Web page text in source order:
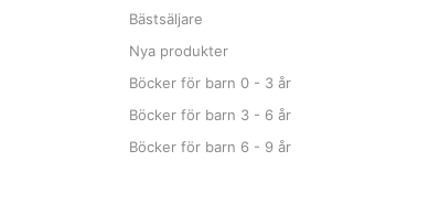
Bästsäljare
Nya produkter
Böcker för barn 0 - 3 år
Böcker för barn 3 - 6 år
Böcker för barn 6 - 9 år